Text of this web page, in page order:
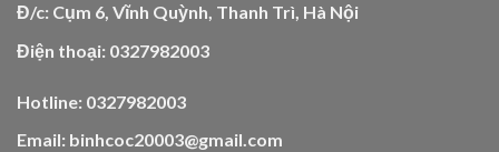
Đ/c: Cụm 6, Vĩnh Quỳnh, Thanh Trì, Hà Nội
Điện thoại: 0327982003
Hotline: 0327982003
Email: binhcoc20003@gmail.com